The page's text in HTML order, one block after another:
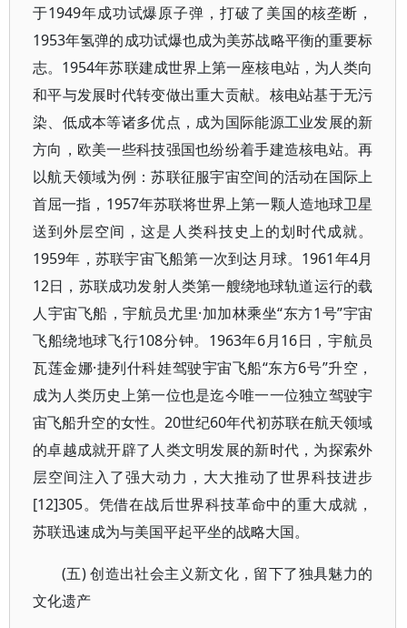
于1949年成功试爆原子弹，打破了美国的核垄断，
1953年氢弹的成功试爆也成为美苏战略平衡的重要标
志。1954年苏联建成世界上第一座核电站，为人类向
和平与发展时代转变做出重大贡献。核电站基于无污
染、低成本等诸多优点，成为国际能源工业发展的新
方向，欧美一些科技强国也纷纷着手建造核电站。再
以航天领域为例：苏联征服宇宙空间的活动在国际上
首屈一指，1957年苏联将世界上第一颗人造地球卫星
送到外层空间，这是人类科技史上的划时代成就。
1959年，苏联宇宙飞船第一次到达月球。1961年4月
12日，苏联成功发射人类第一艘绕地球轨道运行的载
人宇宙飞船，宇航员尤里·加加林乘坐“东方1号”宇宙
飞船绕地球飞行108分钟。1963年6月16日，宇航员
瓦莲金娜·捷列什科娃驾驶宇宙飞船“东方6号”升空，
成为人类历史上第一位也是迄今唯一一位独立驾驶宇
宙飞船升空的女性。20世纪60年代初苏联在航天领域
的卓越成就开辟了人类文明发展的新时代，为探索外
层空间注入了强大动力，大大推动了世界科技进步
[12]305。凭借在战后世界科技革命中的重大成就，
苏联迅速成为与美国平起平坐的战略大国。
(五) 创造出社会主义新文化，留下了独具魅力的
文化遗产